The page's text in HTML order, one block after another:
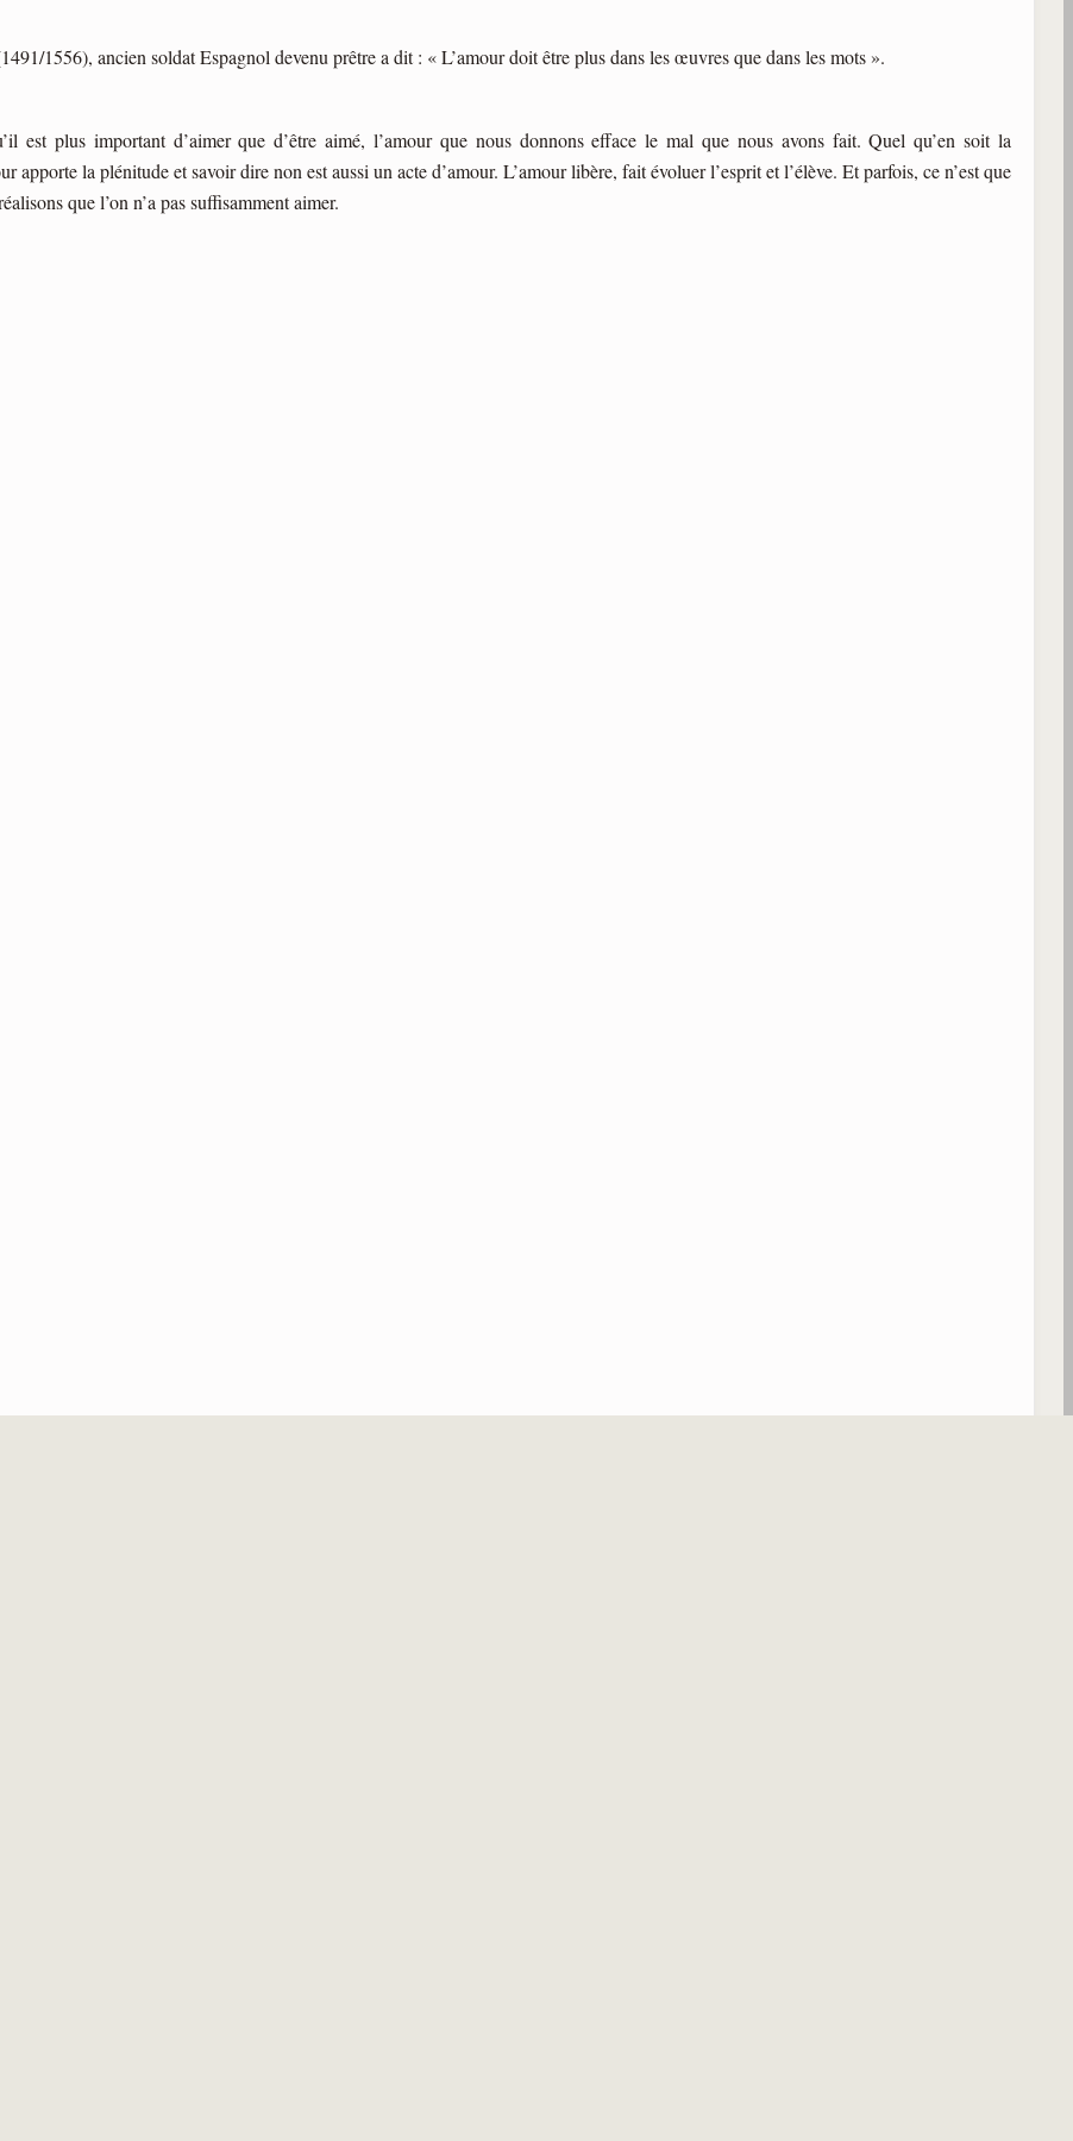
1556), ancien soldat Espagnol devenu prêtre a dit : « L’amour doit être plus dans les œuvres que dans les mots ».
est plus important d’aimer que d’être aimé, l’amour que nous donnons efface le mal que nous avons fait. Quel qu’en soit la
apporte la plénitude et savoir dire non est aussi un acte d’amour. L’amour libère, fait évoluer l’esprit et l’élève. Et parfois, ce n’est que
que l’on n’a pas suffisamment aimer.